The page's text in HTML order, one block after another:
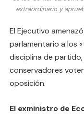
extraordinario y
El Ejecutivo
parlamentario a los
disciplina de
conservadores
oposición.
El exministro de